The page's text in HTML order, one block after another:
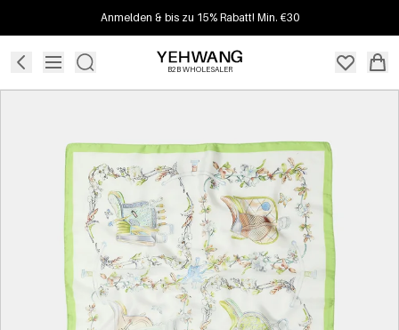
Anmelden & bis zu 15% Rabatt! Min. €30
B2B WHOLESALER